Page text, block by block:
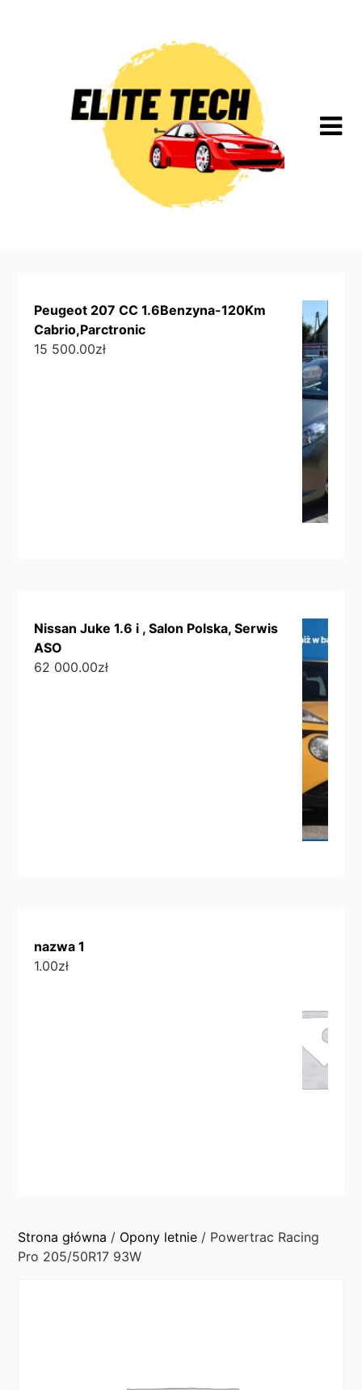
Peugeot 207 CC 1.6Benzyna-120Km
Cabrio,Parctronic
15 500.00zł
Nissan Juke 1.6 i , Salon Polska, Serwis
ASO
62 000.00zł
nazwa 1
1.00zł
Strona główna / Opony letnie / Powertrac Racing
Pro 205/50R17 93W